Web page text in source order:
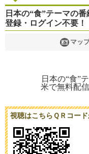
日本の“食”テーマの
登録・ログイン不要！
マッ
視聴はこちらＱＲコード